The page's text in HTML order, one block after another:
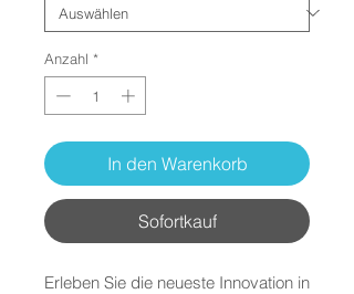
Anzahl *
In den Warenkorb
Sofortkauf
Erleben Sie die neueste Innovation in